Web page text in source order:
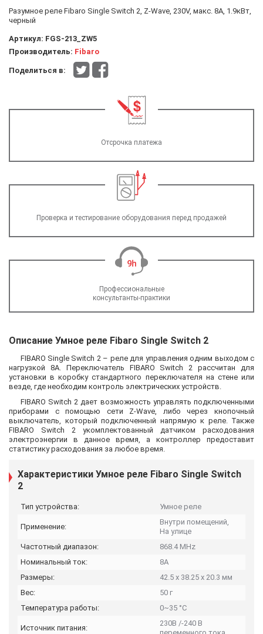
Разумное реле Fibaro Single Switch 2, Z-Wave, 230V, макс. 8А, 1.9кВт,
черный
Артикул: FGS-213_ZW5
Производитель: Fibaro
Поделиться в:
Отсрочка платежа
Проверка и тестирование оборудования перед продажей
Профессиональные
консультанты-практики
Описание Умное реле Fibaro Single Switch 2
FIBARO Single Switch 2 – реле для управления одним выходом с
нагрузкой 8А. Переключатель FIBARO Switch 2 рассчитан для
установки в коробку стандартного переключателя на стене или
везде, где необходим контроль электрических устройств.
FIBARO Switch 2 дает возможность управлять подключенными
приборами с помощью сети Z-Wave, либо через кнопочный
выключатель, который подключенный напрямую к реле. Также
FIBARO Switch 2 укомплектованный датчиком расходования
электроэнергии в данное время, а контроллер предоставит
статистику расходования за любое время.
Характеристики Умное реле Fibaro Single Switch
2
Тип устройства: Умное реле
Применение:
Внутри помещений,
На улице
Частотный диапазон:
868.4 MHz
Номинальный ток:
8А
Размеры:
42.5 x 38.25 x 20.3 мм
Вес:
50 г
Температура работы:
0~35 °C
Источник питания:
230В /-240 В